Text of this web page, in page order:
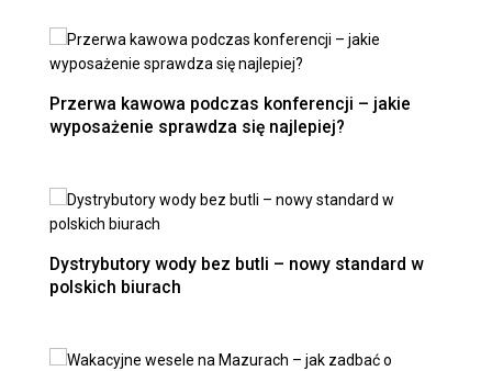
Przerwa kawowa podczas konferencji – jakie
wyposażenie sprawdza się najlepiej?
Dystrybutory wody bez butli – nowy standard w
polskich biurach